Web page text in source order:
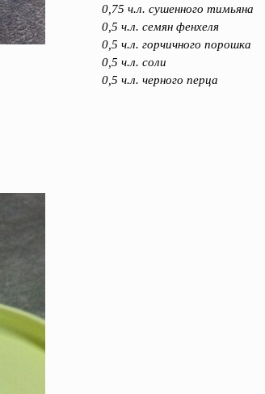
0,75 ч.л. сушенного тимьяна
0,5 ч.л. семян фенхеля
0,5 ч.л. горчичного порошка
0,5 ч.л. соли
0,5 ч.л. черного перца